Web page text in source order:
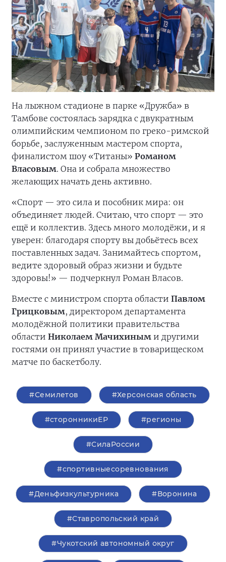
На лыжном стадионе в парке «Дружба» в
Тамбове состоялась зарядка с двукратным
олимпийским чемпионом по греко-римской
борьбе, заслуженным мастером спорта,
финалистом шоу «Титаны» Романом
Власовым. Она и собрала множество
желающих начать день активно.
«Спорт — это сила и пособник мира: он
объединяет людей. Считаю, что спорт — это
ещё и коллектив. Здесь много молодёжи, и я
уверен: благодаря спорту вы добьётесь всех
поставленных задач. Занимайтесь спортом,
ведите здоровый образ жизни и будьте
здоровы!» — подчеркнул Роман Власов.
Вместе с министром спорта области Павлом
Грицковым, директором департамента
молодёжной политики правительства
области Николаем Мачихиным и другими
гостями он принял участие в товарищеском
матче по баскетболу.
#Семилетов #Херсонская область
#сторонникиЕР #регионы
#СилаРоссии
#спортивныесоревнования
#Деньфизкультурника #Воронина
#Ставропольский край
#Чукотский автономный округ